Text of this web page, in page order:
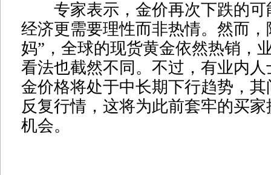
专家表示，金价再次下跌的可
经济更需要理性而非热情。然而，
妈”，全球的现货黄金依然热销，
看法也截然不同。不过，有业内
金价格将处于中长期下行趋势，
反复行情，这将为此前套牢的买
机会。